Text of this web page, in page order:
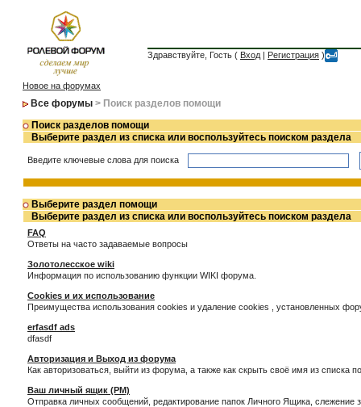
Здравствуйте, Гость ( Вход | Регистрация )
Новое на форумах
Все форумы > Поиск разделов помощи
Поиск разделов помощи
Выберите раздел из списка или воспользуйтесь поиском раздела
Введите ключевые слова для поиска
Выберите раздел помощи
Выберите раздел из списка или воспользуйтесь поиском раздела
FAQ
Ответы на часто задаваемые вопросы
Золотолесское wiki
Информация по использованию функции WIKI форума.
Cookies и их использование
Преимущества использования cookies и удаление cookies , установленных
erfasdf ads
dfasdf
Авторизация и Выход из форума
Как авторизоваться, выйти из форума, а также как скрыть своё имя из списка
Ваш личный ящик (PM)
Отправка личных сообщений, редактирование папок Личного Ящика,